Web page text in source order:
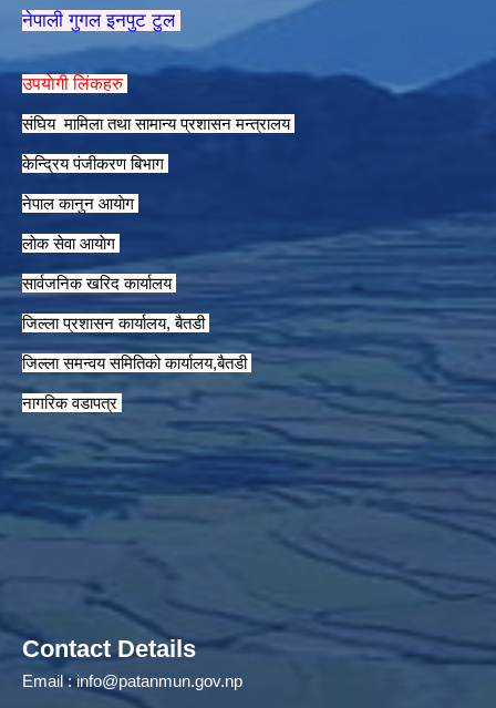
नेपाली गुगल इनपुट टुल
उपयाेगी लिंकहरु
संघिय मामिला तथा सामान्य प्रशासन मन्त्रालय
केन्द्रिय पंजीकरण बिभाग
नेपाल कानुन आयाेग
लाेक सेवा आयाेग
सार्वजनिक खरिद कार्यालय
जिल्ला प्रशासन कार्यालय, बैतडी
जिल्ला समन्वय समितिको कार्यालय,बैतडी
नागरिक वडापत्र
Contact Details
Email :info@patanmun.gov.np